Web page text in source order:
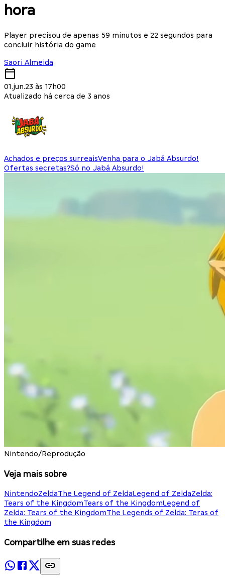
hora
Player precisou de apenas 59 minutos e 22 segundos para
concluir história do game
Saori Almeida
01.jun.23 às 17h00
Atualizado há cerca de 3 anos
Achados e preços surreaisVenha para o Jabá Absurdo!
Ofertas secretas?Só no Jabá Absurdo!
Nintendo/Reprodução
Veja mais sobre
NintendoZeldaThe Legend of ZeldaLegend of ZeldaZelda:
Tears of the KingdomTears of the KingdomLegend of
Zelda: Tears of the KingdomThe Legends of Zelda: Teras of
the Kingdom
Compartilhe em suas redes